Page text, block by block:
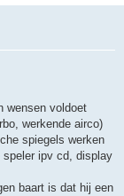
wensen voldoet
werkende airco)
spiegels werken
speler ipv cd, display
baart is dat hij een